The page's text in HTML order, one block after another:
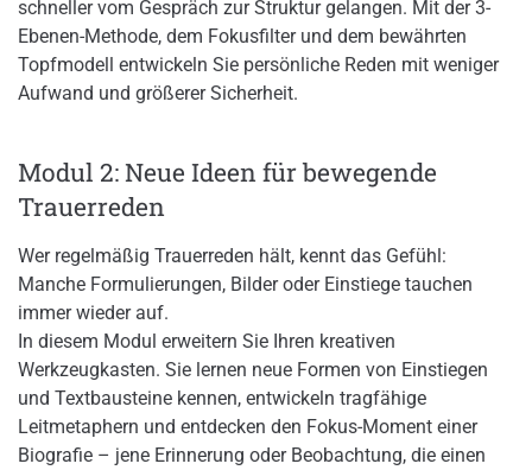
schneller vom Gespräch zur Struktur gelangen. Mit der 3-
Ebenen-Methode, dem Fokusfilter und dem bewährten
Topfmodell entwickeln Sie persönliche Reden mit weniger
Aufwand und größerer Sicherheit.
Modul 2: Neue Ideen für bewegende
Trauerreden
Wer regelmäßig Trauerreden hält, kennt das Gefühl:
Manche Formulierungen, Bilder oder Einstiege tauchen
immer wieder auf.
In diesem Modul erweitern Sie Ihren kreativen
Werkzeugkasten. Sie lernen neue Formen von Einstiegen
und Textbausteine kennen, entwickeln tragfähige
Leitmetaphern und entdecken den Fokus-Moment einer
Biografie – jene Erinnerung oder Beobachtung, die einen